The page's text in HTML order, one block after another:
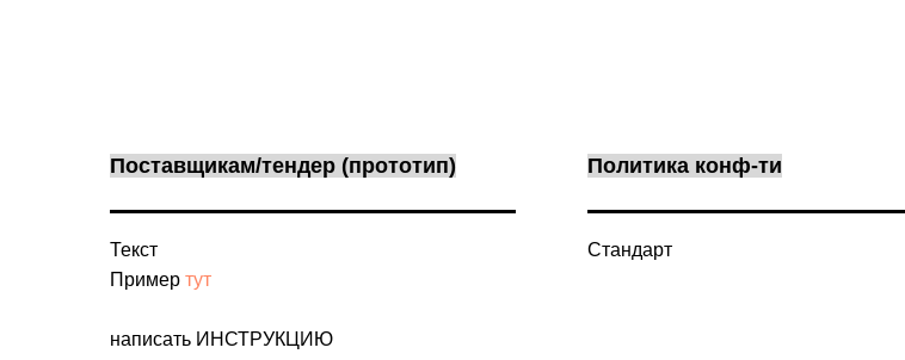
Поставщикам/тендер (прототип)
Текст
Пример тут
написать ИНСТРУКЦИЮ
Политика конф-ти
Стандарт